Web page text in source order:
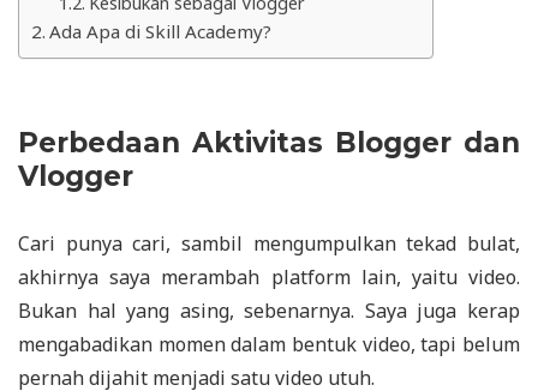
Ada Apa di Skill Academy?
Perbedaan Aktivitas Blogger dan
Vlogger
Cari punya cari, sambil mengumpulkan tekad bulat,
akhirnya saya merambah platform lain, yaitu video.
Bukan hal yang asing, sebenarnya. Saya juga kerap
mengabadikan momen dalam bentuk video, tapi belum
pernah dijahit menjadi satu video utuh.